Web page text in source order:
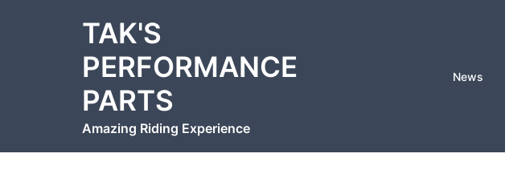
キ
TAK'S
PERFORMANCE
PARTS
Amazing Riding Experience
News